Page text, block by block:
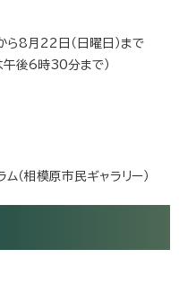
ら8月22日（日曜日）まで
後6時30分まで）
（相模原市民ギャラリー）